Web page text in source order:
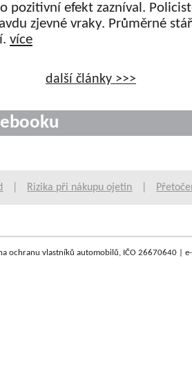
pozitivní efekt zazníval.
zjevné vraky. Průměrné
více
další články >>>
Rizika při nákupu ojetin
ochranu vlastníků automobilů, IČO 26670640 |